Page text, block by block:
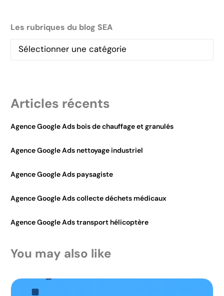
Les rubriques du blog SEA
Articles récents
Agence Google Ads bois de chauffage et granulés
Agence Google Ads nettoyage industriel
Agence Google Ads paysagiste
Agence Google Ads collecte déchets médicaux
Agence Google Ads transport hélicoptère
You may also like